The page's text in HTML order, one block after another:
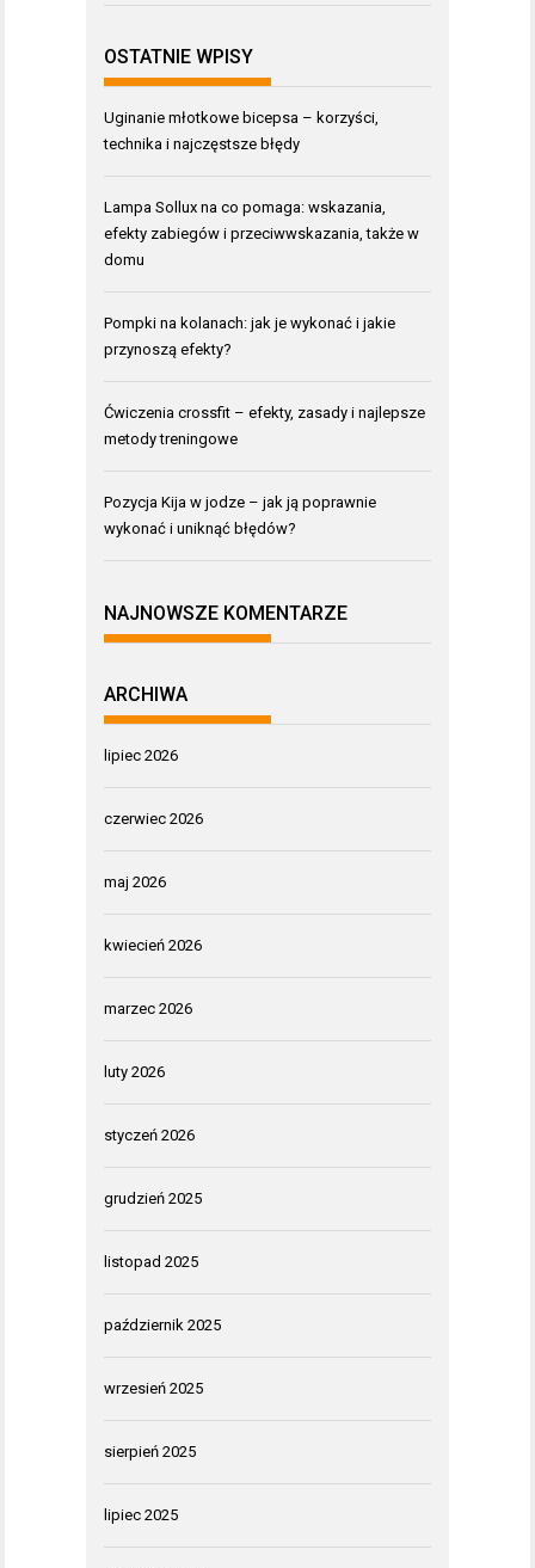
OSTATNIE WPISY
Uginanie młotkowe bicepsa – korzyści,
technika i najczęstsze błędy
Lampa Sollux na co pomaga: wskazania,
efekty zabiegów i przeciwwskazania, także w
domu
Pompki na kolanach: jak je wykonać i jakie
przynoszą efekty?
Ćwiczenia crossfit – efekty, zasady i najlepsze
metody treningowe
Pozycja Kija w jodze – jak ją poprawnie
wykonać i uniknąć błędów?
NAJNOWSZE KOMENTARZE
ARCHIWA
lipiec 2026
czerwiec 2026
maj 2026
kwiecień 2026
marzec 2026
luty 2026
styczeń 2026
grudzień 2025
listopad 2025
październik 2025
wrzesień 2025
sierpień 2025
lipiec 2025